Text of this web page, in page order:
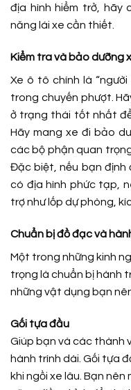
địa hình hiểm trở, hãy
năng lái xe cần thiết.
Kiểm tra và bảo dưỡng
Xe ô tô chính là
trong chuyến phượt.
ở trạng thái tốt nhất
Hãy mang xe đi bảo
các bộ phận quan
Đặc biệt, nếu bạn định
có địa hình phức tạp,
trợ như lốp dự phòng,
Chuẩn bị đồ đạc và
Một trong những kinh
trọng là chuẩn bị hành
những vật dụng bạn
Gối tựa đầu
Giúp bạn và các thành
hành trình dài. Gối tựa
khi ngồi xe lâu. Bạn nên